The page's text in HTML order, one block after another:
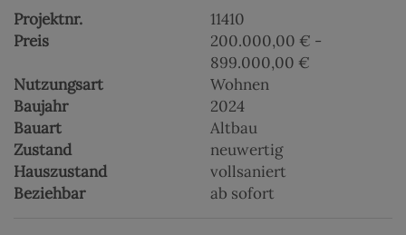
Projektnr.
11410
Preis
200.000,00 € -
899.000,00 €
Nutzungsart
Wohnen
Baujahr
2024
Bauart
Altbau
Zustand
neuwertig
Hauszustand
vollsaniert
Beziehbar
ab sofort